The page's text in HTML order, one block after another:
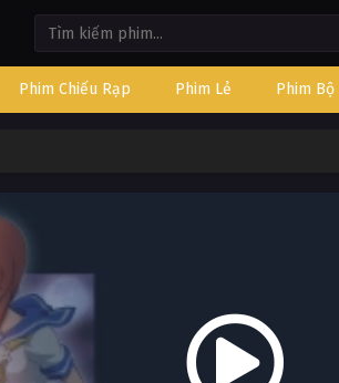
Phim Chiếu Rạp Phim Lẻ Phim Bộ